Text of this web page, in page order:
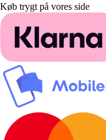
Køb trygt på vores side